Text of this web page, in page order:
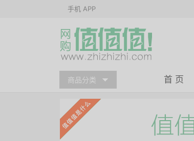
手机 APP
商品分类 首 页